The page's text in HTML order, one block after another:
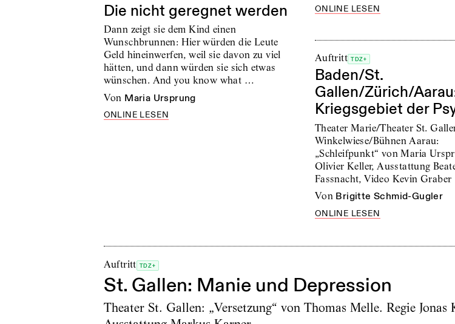
ONLINE LESEN
Die nicht geregnet werden
Dann zeigt sie dem Kind einen
Wunschbrunnen: Hier würden die Leute
Geld hineinwerfen, weil sie davon zu viel
hätten, und dann würden sie sich etwas
wünschen. And you know what …
von Maria Ursprung
ONLINE LESEN
Auftritt TDZ+
Baden/St.
Gallen/Zürich/
Kriegsgebiet der
Theater Marie/Theater St.
Winkelwiese/Bühnen Aarau:
„Schleifpunkt“ von Maria
Olivier Keller, Ausstattung
Fassnacht, Video Kevin Graber
von Brigitte Schmid-Gugler
ONLINE LESEN
Auftritt TDZ+
St. Gallen: Manie und Depression
Theater St. Gallen: „Versetzung“ von Thomas Melle. Regie Jonas